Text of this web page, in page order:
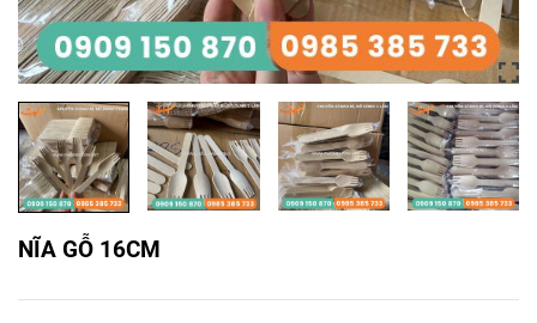
NĨA GỖ 16CM